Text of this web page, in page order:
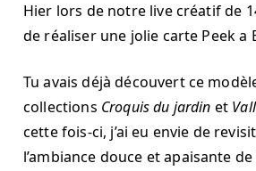
Hier lors de notre live créatif de
de réaliser une jolie carte Peek a
Tu avais déjà découvert ce
collections Croquis du jardin et
cette fois-ci, j’ai eu envie de
l’ambiance douce et apaisante